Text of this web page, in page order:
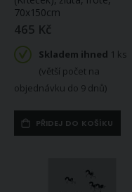
70x150cm
465 Kč
Skladem ihned 1 ks
(větší počet na
objednávku do 9 dnů)
PŘIDEJ DO KOŠÍKU